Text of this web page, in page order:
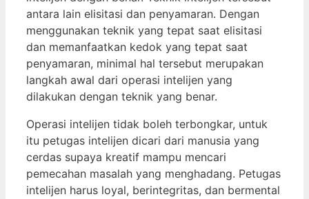
antara lain elisitasi dan penyamaran. Dengan
menggunakan teknik yang tepat saat elisitasi
dan memanfaatkan kedok yang tepat saat
penyamaran, minimal hal tersebut merupakan
langkah awal dari operasi intelijen yang
dilakukan dengan teknik yang benar.
Operasi intelijen tidak boleh terbongkar, untuk
itu petugas intelijen dicari dari manusia yang
cerdas supaya kreatif mampu mencari
pemecahan masalah yang menghadang. Petugas
intelijen harus loyal, berintegritas, dan bermental